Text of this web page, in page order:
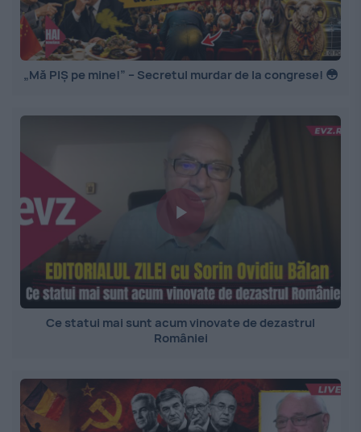
„Mă PIȘ pe mine!” – Secretul murdar de la congrese! 😳
Ce statui mai sunt acum vinovate de dezastrul
României